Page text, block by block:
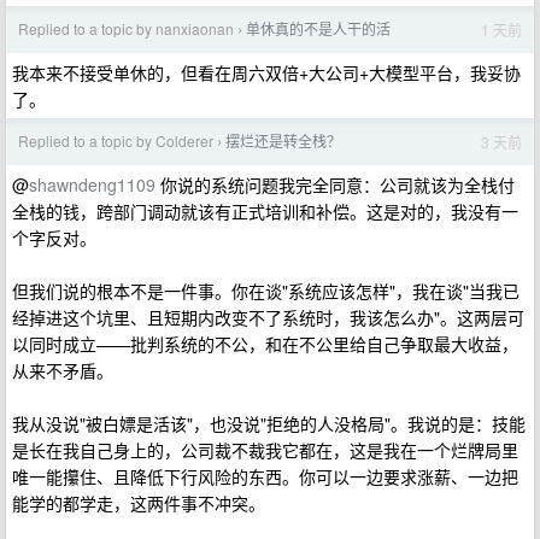
Replied to a topic by nanxiaonan › 单休真的不是人干的活 1 天前
我本来不接受单休的，但看在周六双倍+大公司+大模型平台，我妥协
了。
Replied to a topic by Colderer › 摆烂还是转全栈？ 3 天前
@shawndeng1109 你说的系统问题我完全同意：公司就该为全栈付
全栈的钱，跨部门调动就该有正式培训和补偿。这是对的，我没有一
个字反对。
但我们说的根本不是一件事。你在谈"系统应该怎样"，我在谈"当我已
经掉进这个坑里、且短期内改变不了系统时，我该怎么办"。这两层可
以同时成立——批判系统的不公，和在不公里给自己争取最大收益，
从来不矛盾。
我从没说"被白嫖是活该"，也没说"拒绝的人没格局"。我说的是：技能
是长在我自己身上的，公司裁不裁我它都在，这是我在一个烂牌局里
唯一能攥住、且降低下行风险的东西。你可以一边要求涨薪、一边把
能学的都学走，这两件事不冲突。